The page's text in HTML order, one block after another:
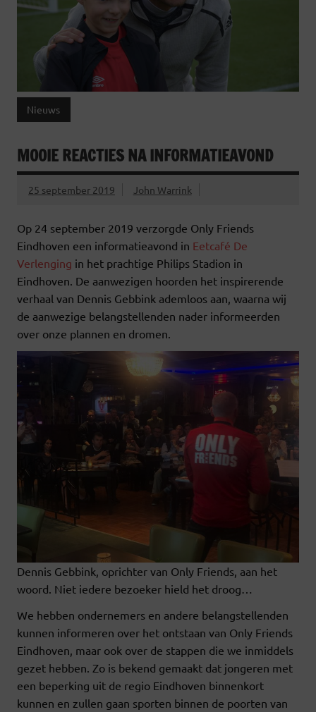
Nieuws
MOOIE REACTIES NA INFORMATIEAVOND
25 september 2019 John Warrink
Op 24 september 2019 verzorgde Only Friends
Eindhoven een informatieavond in Eetcafé De
Verlenging in het prachtige Philips Stadion in
Eindhoven. De aanwezigen hoorden het inspirerende
verhaal van Dennis Gebbink ademloos aan, waarna wij
de aanwezige belangstellenden nader informeerden
over onze plannen en dromen.
Dennis Gebbink, oprichter van Only Friends, aan het
woord. Niet iedere bezoeker hield het droog…
We hebben ondernemers en andere belangstellenden
kunnen informeren over het ontstaan van Only Friends
Eindhoven, maar ook over de stappen die we inmiddels
gezet hebben. Zo is bekend gemaakt dat jongeren met
een beperking uit de regio Eindhoven binnenkort
kunnen en zullen gaan sporten binnen de poorten van